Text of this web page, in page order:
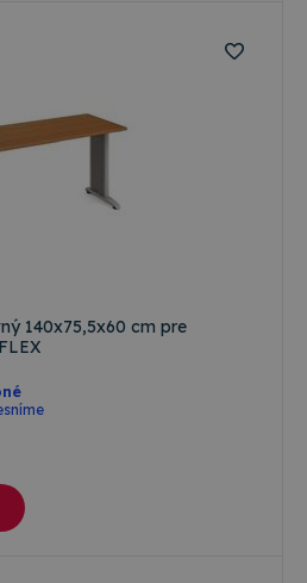
140x75,5x60 cm pre